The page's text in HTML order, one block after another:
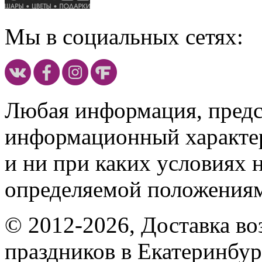
Мы в социальных сетях:
Любая информация,
информационный
и ни при каких условиях
определяемой
© 2012-2026, Доставка
праздников в